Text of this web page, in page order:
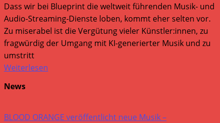
Dass wir bei Blueprint die weltweit führenden Musik- und
Audio-Streaming-Dienste loben, kommt eher selten vor.
Zu miserabel ist die Vergütung vieler Künstler:innen, zu
fragwürdig der Umgang mit KI-generierter Musik und zu
umstritt
Weiterlesen
News
BLOOD ORANGE veröffentlicht neue Musik –